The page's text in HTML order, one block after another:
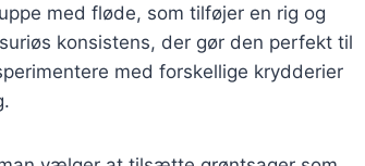
med fløde, som tilføjer en rig og
konsistens, der gør den perfekt til
med forskellige krydderier